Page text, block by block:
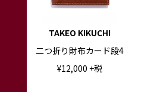
TAKEO KIKUCHI
二つ折り財布カード段4
¥12,000 +税